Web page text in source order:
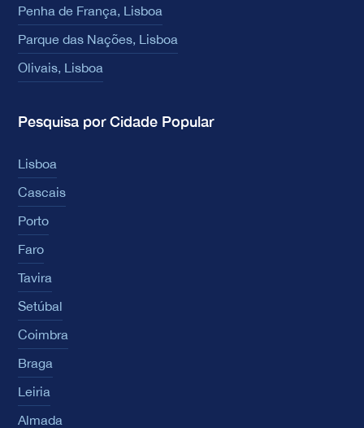
Penha de França, Lisboa
Parque das Nações, Lisboa
Olivais, Lisboa
Pesquisa por Cidade Popular
Lisboa
Cascais
Porto
Faro
Tavira
Setúbal
Coimbra
Braga
Leiria
Almada